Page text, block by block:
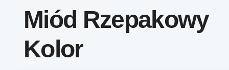
Miód Rzepakowy
Kolor